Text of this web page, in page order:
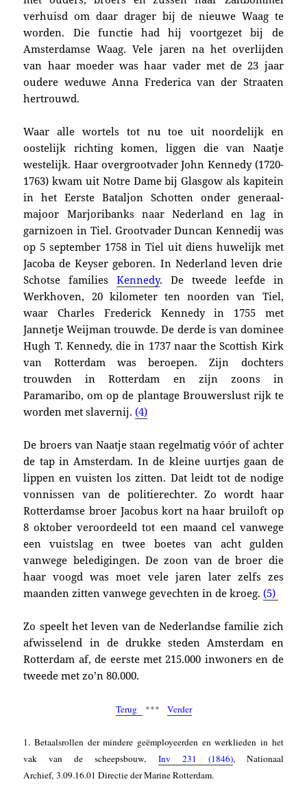
verhuisd om daar drager bij de nieuwe Waag te
worden. Die functie had hij voortgezet bij de
Amsterdamse Waag. Vele jaren na het overlijden
van haar moeder was haar vader met de 23 jaar
oudere weduwe Anna Frederica van der Straaten
hertrouwd.
Waar alle wortels tot nu toe uit noordelijk en
oostelijk richting komen, liggen die van Naatje
westelijk. Haar overgrootvader John Kennedy(1720-
1763) kwam uit Notre Dame bij Glasgow als kapitein
in het Eerste Bataljon Schotten onder generaal-
majoor Marjoribanks naar Nederland en lag in
garnizoen in Tiel. Grootvader Duncan Kennedij was
op 5 september 1758 in Tiel uit diens huwelijk met
Jacoba de Keyser geboren. In Nederland leven drie
Schotse familiesKennedy. De tweede leefde in
Werkhoven, 20 kilometer ten noorden van Tiel,
waar Charles Frederick Kennedy in 1755 met
Jannetje Weijman trouwde. De derde is van dominee
Hugh T. Kennedy, die in 1737 naar the Scottish Kirk
van Rotterdam was beroepen. Zijn dochters
trouwden in Rotterdam en zijn zoons in
Paramaribo, om op de plantage Brouwerslust rijk te
worden met slavernij.(4)
De broers van Naatje staan regelmatig vóór of achter
de tap in Amsterdam. In de kleine uurtjes gaan de
lippen en vuisten los zitten. Dat leidt tot de nodige
vonnissen van de politierechter. Zo wordt haar
Rotterdamse broer Jacobus kort na haar bruiloft op
8 oktober veroordeeld tot een maand cel vanwege
een vuistslag en twee boetes van acht gulden
vanwege beledigingen. De zoon van de broer die
haar voogd was moet vele jaren later zelfs zes
maanden zitten vanwege gevechten in de kroeg.(5)
Zo speelt het leven van de Nederlandse familie zich
afwisselend in de drukke steden Amsterdam en
Rotterdam af, de eerste met 215.000 inwoners en de
tweedemet zo’n 80.000.
Terug *** Verder
1. Betaalsrollen der mindere geëmployeerden en werklieden in het
vak van de scheepsbouw, Inv 231 (1846), Nationaal
Archief, 3.09.16.01 Directie der Marine Rotterdam.